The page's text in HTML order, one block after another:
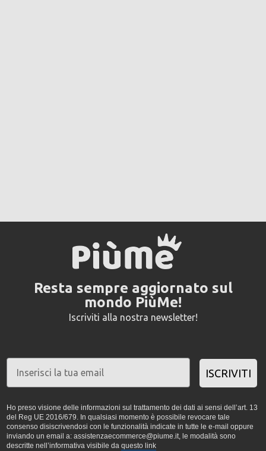
Resta sempre aggiornato sul
mondo PiùMe!
Iscriviti alla nostra newsletter!
ISCRIVITI
Ho preso visione delle informazioni sul trattamento dei dati ai sensi dell’art. 13
del Reg UE 2016/679. In qualsiasi momento è possibile revocare tale
consenso disiscrivendosi con le funzionalità indicate in tutte le e-mail oppure
inviando un email a: assistenzaecommerce@piume.it, le modalità sono
descritte nell’informativa visibile da questo link